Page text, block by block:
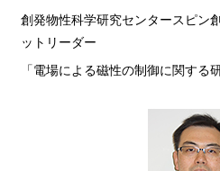
創発物性科学研究センタースピ
ットリーダー
「電場による磁性の制御に関する研